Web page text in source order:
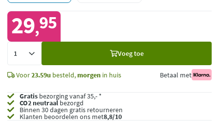
29,95
Voeg toe
Voor23.59u besteld, morgen in huis Betaal met
Gratis bezorging vanaf 35,- *
CO2 neutraalbezorgd
Binnen 30 dagen gratis retourneren
Klanten beoordelen ons met8,8/10